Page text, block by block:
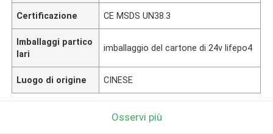
Certificazione CE MSDS UN38.3
Imballaggi partico
lari
imballaggio del cartone di 24v lifepo4
Luogo di origine CINESE
Osservi più